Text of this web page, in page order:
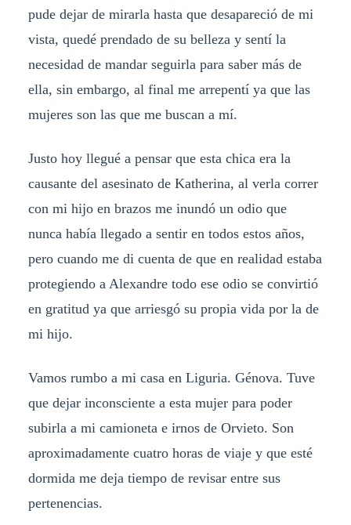
pude dejar de mirarla hasta que desapareció de mi
vista, quedé prendado de su belleza y sentí la
necesidad de mandar seguirla para saber más de
ella, sin embargo, al final me arrepentí ya que las
mujeres son las que me buscan a mí.
Justo hoy llegué a pensar que esta chica era la
causante del asesinato de Katherina, al verla correr
con mi hijo en brazos me inundó un odio que
nunca había llegado a sentir en todos estos años,
pero cuando me di cuenta de que en realidad estaba
protegiendo a Alexandre todo ese odio se convirtió
en gratitud ya que arriesgó su propia vida por la de
mi hijo.
Vamos rumbo a mi casa en Liguria. Génova. Tuve
que dejar inconsciente a esta mujer para poder
subirla a mi camioneta e irnos de Orvieto. Son
aproximadamente cuatro horas de viaje y que esté
dormida me deja tiempo de revisar entre sus
pertenencias.